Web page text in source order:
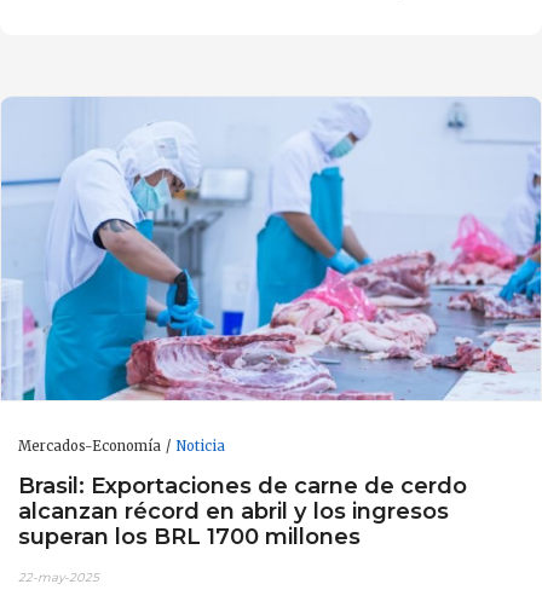
Mercados-Economía Noticia
Brasil: Exportaciones de carne de cerdo
alcanzan récord en abril y los ingresos
superan los BRL 1700 millones
22-may-2025